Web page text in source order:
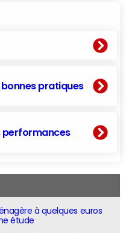
bonnes pratiques
performances
à quelques euros
étude